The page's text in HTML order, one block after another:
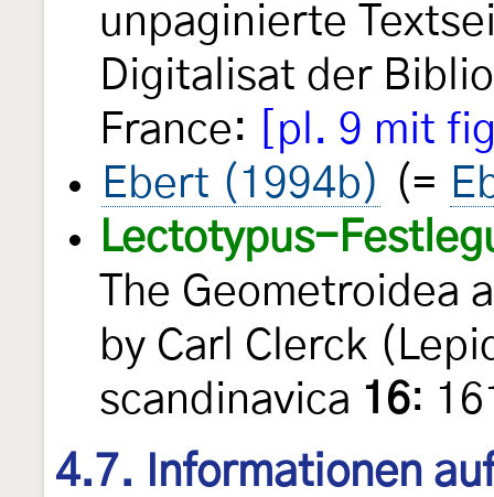
unpaginierte
Digitalisat der
France:
[pl. 9 mit
Ebert (1994b) (=
Lectotypus-
The Geometroidea
by Carl Clerck
scandinavica 16:
4.7. Informationen